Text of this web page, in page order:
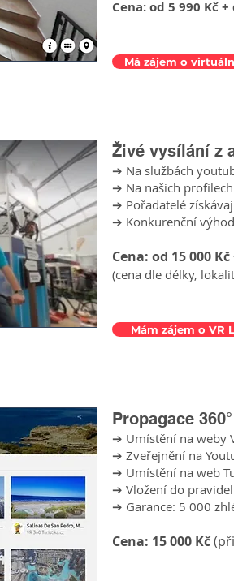
Cena: od 5 990 Kč
Má zájem o
Živé vysílání z
➔ Na službách
➔ Na našich
➔ Pořadatelé
➔ Konkurenční
Cena: od 15 000
(cena dle délky,
Mám zájem o VR
Propagace
➔ Umístění na weby
➔ Zveřejnění na
➔ Umístění na web
➔ Vložení do
➔ Garance: 5 000
Cena: 15 000 Kč